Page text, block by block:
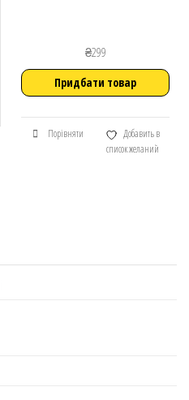
₴299
Придбати товар
Порівняти
Добавить в
список желаний